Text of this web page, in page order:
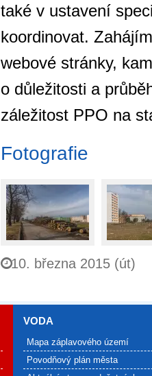
také v ustavení
koordinovat.
webové stránky,
o důležitosti a
záležitost PPO na
Fotografie
10. března 2015 (út)
VODA
Mapa záplavového území
Povodňový plán města